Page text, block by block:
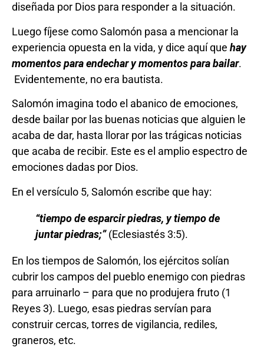
diseñada por Dios para responder a la situación.
Luego fíjese como Salomón pasa a mencionar la
experiencia opuesta en la vida, y dice aquí que hay
momentos para endechar y momentos para bailar.
Evidentemente, no era bautista.
Salomón imagina todo el abanico de emociones,
desde bailar por las buenas noticias que alguien le
acaba de dar, hasta llorar por las trágicas noticias
que acaba de recibir. Este es el amplio espectro de
emociones dadas por Dios.
En el versículo 5, Salomón escribe que hay:
“tiempo de esparcir piedras, y tiempo de
juntar piedras;”(Eclesiastés 3:5).
En los tiempos de Salomón, los ejércitos solían
cubrir los campos del pueblo enemigo con piedras
para arruinarlo – para que no produjera fruto (1
Reyes 3). Luego, esas piedras servían para
construir cercas, torres de vigilancia, rediles,
graneros, etc.